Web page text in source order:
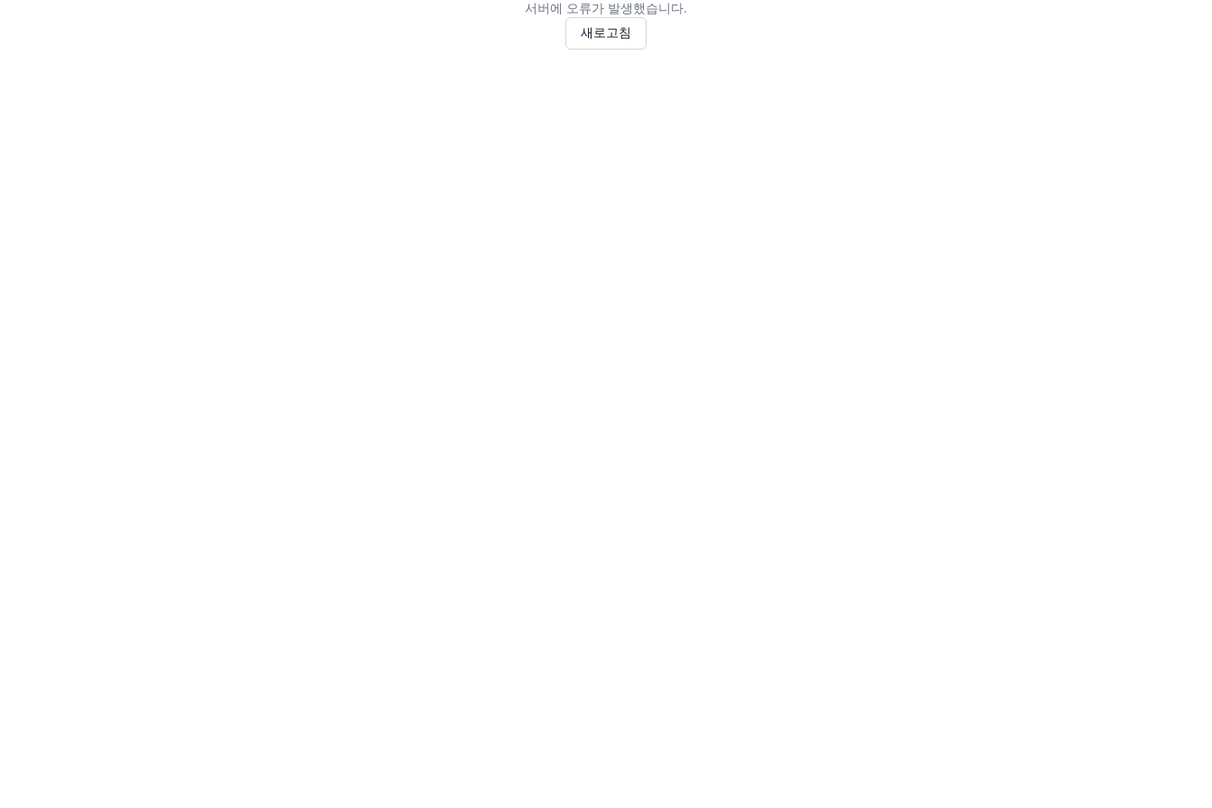
서버에 오류가 발생했습니다.
새로고침